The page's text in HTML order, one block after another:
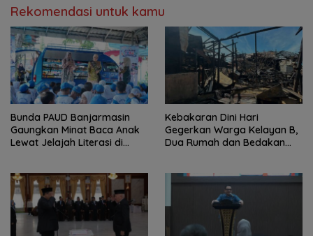
Rekomendasi untuk kamu
Bunda PAUD Banjarmasin
Gaungkan Minat Baca Anak
Lewat Jelajah Literasi di
Kebakaran Dini Hari
Gegerkan Warga Kelayan B,
Dua Rumah dan Bedakan